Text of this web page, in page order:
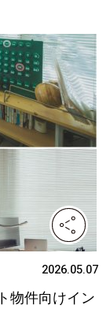
2026.05.07
物件向けイン